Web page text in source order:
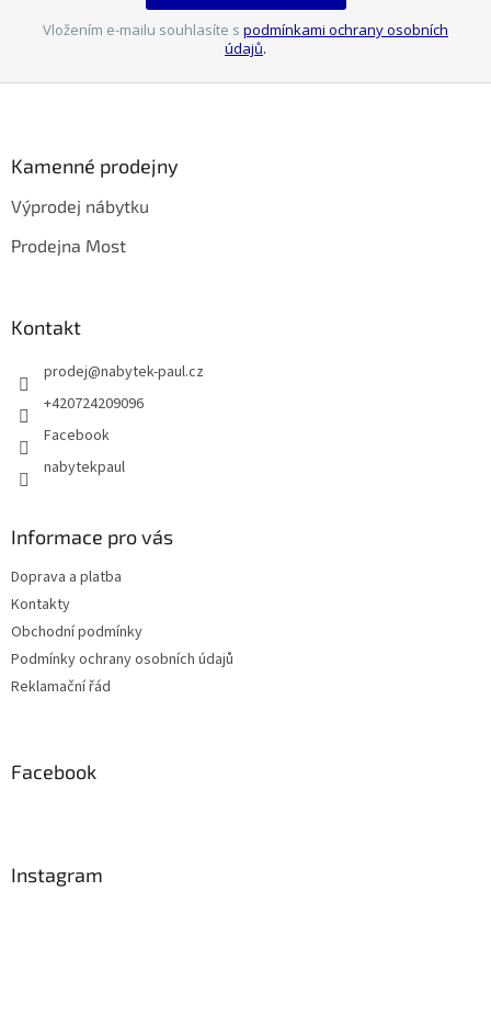
Vložením e-mailu souhlasíte s podmínkami ochrany osobních
údajů.
Kamenné prodejny
Výprodej nábytku
Prodejna Most
Kontakt
prodej@nabytek-paul.cz
+420724209096
Facebook
nabytekpaul
Informace pro vás
Doprava a platba
Kontakty
Obchodní podmínky
Podmínky ochrany osobních údajů
Reklamační řád
Facebook
Instagram